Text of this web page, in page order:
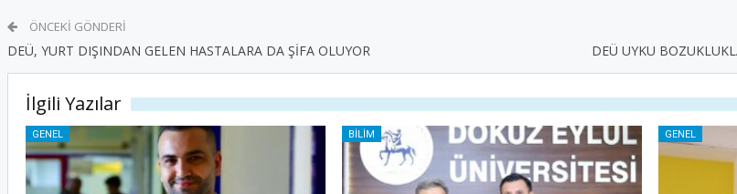
ÖNCEKI GÖNDERI
DEÜ, YURT DIŞINDAN GELEN HASTALARA DA ŞİFA OLUYOR DEÜ UYKU
İlgili Yazılar
GENEL BILIM GENEL